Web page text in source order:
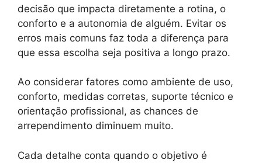
decisão que impacta diretamente a rotina, o
conforto e a autonomia de alguém. Evitar os
erros mais comuns faz toda a diferença para
que essa escolha seja positiva a longo prazo.
Ao considerar fatores como ambiente de uso,
conforto, medidas corretas, suporte técnico e
orientação profissional, as chances de
arrependimento diminuem muito.
Cada detalhe conta quando o objetivo é